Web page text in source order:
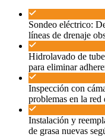
Sondeo eléctrico:
líneas de drenaje
Hidrolavado de
para eliminar
Inspección con
problemas en la red
Instalación y
de grasa nuevas